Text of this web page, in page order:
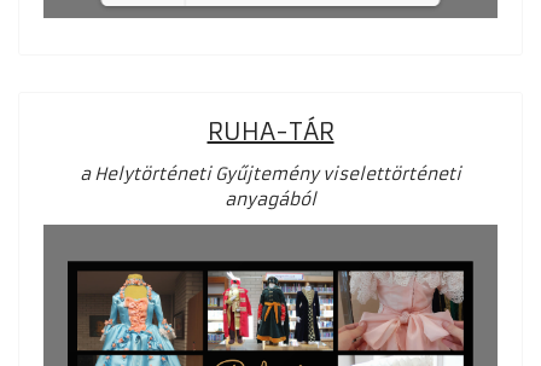
RUHA-TÁR
a Helytörténeti Gyűjtemény viselettörténeti
anyagából